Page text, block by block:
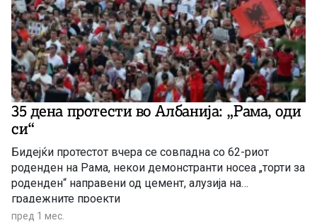
35 дена протести во Албанија: „Рама, оди
си“
Бидејќи протестот вчера се совпадна со 62-риот
роденден на Рама, некои демонстранти носеа „торти за
роденден“ направени од цемент, алузија на
градежните проекти
пред 1 мес.